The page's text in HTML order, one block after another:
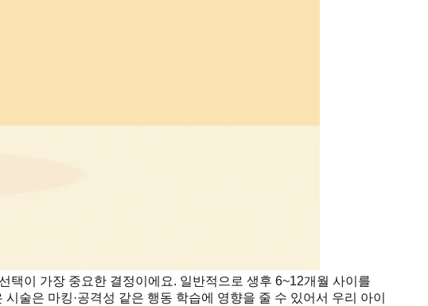
택이 가장 중요한 결정이에요. 일반적으로 생후 6~12개월 사이를
술은 마킹·공격성 같은 행동 학습에 영향을 줄 수 있어서 우리 아이